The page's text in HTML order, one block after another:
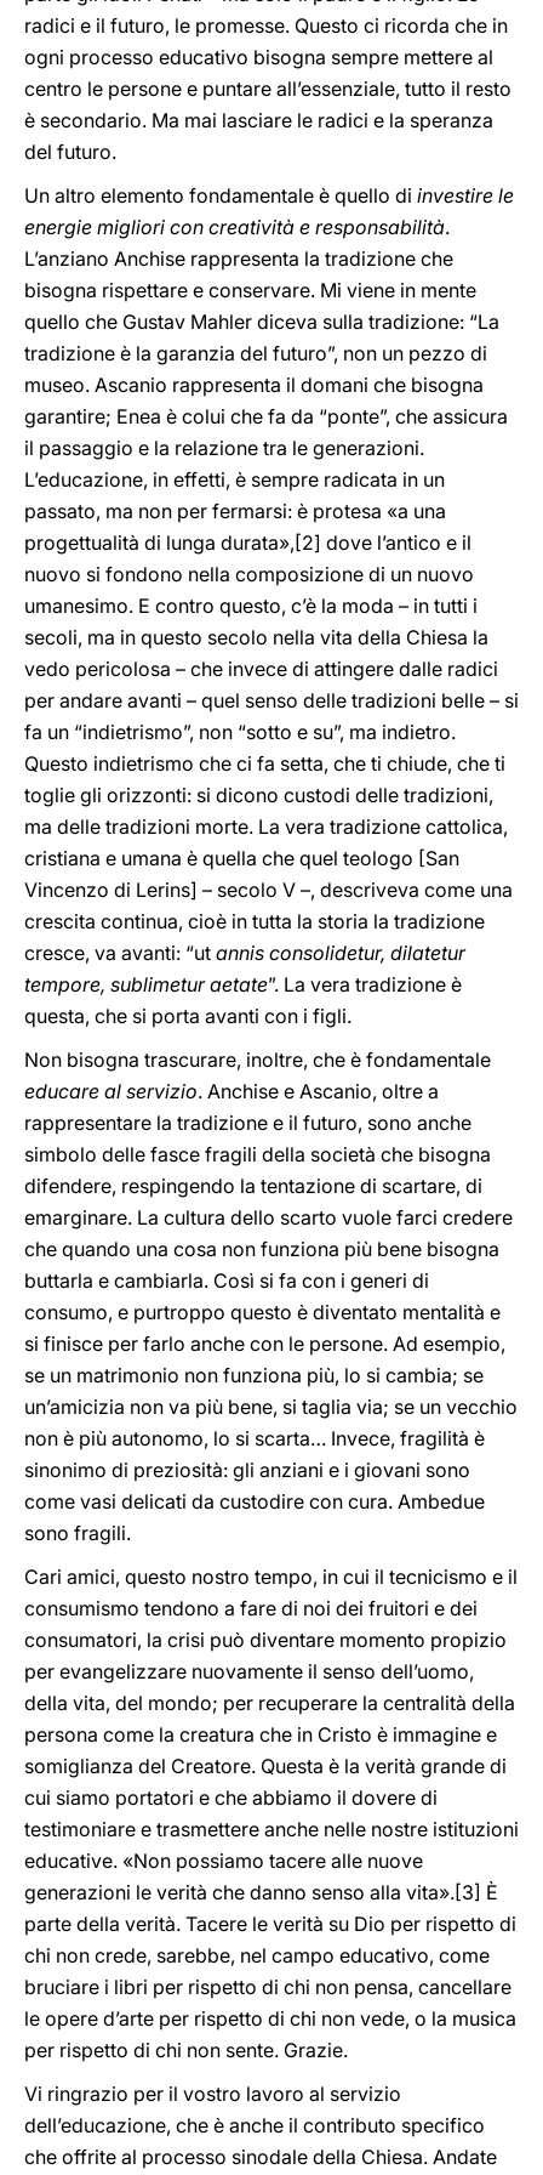
radici e il futuro, le promesse. Questo ci ricorda che in
ogni processo educativo bisogna sempre mettere al
centro le persone e puntare all’essenziale, tutto il resto
è secondario. Ma mai lasciare le radici e la speranza
del futuro.
Un altro elemento fondamentale è quello di investire le
energie migliori con creatività e responsabilità.
L’anziano Anchise rappresenta la tradizione che
bisogna rispettare e conservare. Mi viene in mente
quello che Gustav Mahler diceva sulla tradizione: “La
tradizione è la garanzia del futuro”, non un pezzo di
museo. Ascanio rappresenta il domani che bisogna
garantire; Enea è colui che fa da “ponte”, che assicura
il passaggio e la relazione tra le generazioni.
L’educazione, in effetti, è sempre radicata in un
passato, ma non per fermarsi: è protesa «a una
progettualità di lunga durata», [2] dove l’antico e il
nuovo si fondono nella composizione di un nuovo
umanesimo. E contro questo, c’è la moda – in tutti i
secoli, ma in questo secolo nella vita della Chiesa la
vedo pericolosa – che invece di attingere dalle radici
per andare avanti – quel senso delle tradizioni belle – si
fa un “indietrismo”, non “sotto e su”, ma indietro.
Questo indietrismo che ci fa setta, che ti chiude, che ti
toglie gli orizzonti: si dicono custodi delle tradizioni,
ma delle tradizioni morte. La vera tradizione cattolica,
cristiana e umana è quella che quel teologo [San
Vincenzo di Lerins] – secolo V –, descriveva come una
crescita continua, cioè in tutta la storia la tradizione
cresce, va avanti: “ut annis consolidetur, dilatetur
tempore, sublimetur aetate”. La vera tradizione è
questa, che si porta avanti con i figli.
Non bisogna trascurare, inoltre, che è fondamentale
educare al servizio. Anchise e Ascanio, oltre a
rappresentare la tradizione e il futuro, sono anche
simbolo delle fasce fragili della società che bisogna
difendere, respingendo la tentazione di scartare, di
emarginare. La cultura dello scarto vuole farci credere
che quando una cosa non funziona più bene bisogna
buttarla e cambiarla. Così si fa con i generi di
consumo, e purtroppo questo è diventato mentalità e
si finisce per farlo anche con le persone. Ad esempio,
se un matrimonio non funziona più, lo si cambia; se
un’amicizia non va più bene, si taglia via; se un vecchio
non è più autonomo, lo si scarta… Invece, fragilità è
sinonimo di preziosità: gli anziani e i giovani sono
come vasi delicati da custodire con cura. Ambedue
sono fragili.
Cari amici, questo nostro tempo, in cui il tecnicismo e il
consumismo tendono a fare di noi dei fruitori e dei
consumatori, la crisi può diventare momento propizio
per evangelizzare nuovamente il senso dell’uomo,
della vita, del mondo; per recuperare la centralità della
persona come la creatura che in Cristo è immagine e
somiglianza del Creatore. Questa è la verità grande di
cui siamo portatori e che abbiamo il dovere di
testimoniare e trasmettere anche nelle nostre istituzioni
educative. «Non possiamo tacere alle nuove
generazioni le verità che danno senso alla vita».[3] È
parte della verità. Tacere le verità su Dio per rispetto di
chi non crede, sarebbe, nel campo educativo, come
bruciare i libri per rispetto di chi non pensa, cancellare
le opere d’arte per rispetto di chi non vede, o la musica
per rispetto di chi non sente. Grazie.
Vi ringrazio per il vostro lavoro al servizio
dell’educazione, che è anche il contributo specifico
che offrite al processo sinodale della Chiesa. Andate